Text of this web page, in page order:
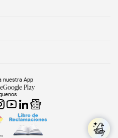
nuestra App
Google Play